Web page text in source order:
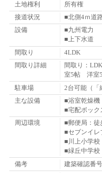
土地権利
所有権
接道状況
■北側4ｍ道
設備
■九州電力
■上下水道
間取り
4LDK
間取り詳細
間取り：
室5帖 洋室
駐車場
2台可能（「
主な設備
■浴室乾燥機
■宅配ボック
周辺環境
■郵便局：徒
■セブンイレ
■川上小学校
■緑丘中学校
備考
建築確認番